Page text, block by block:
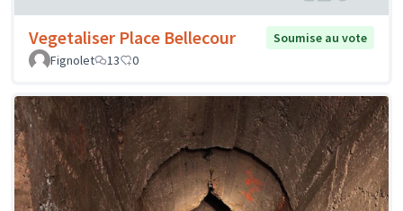
Vegetaliser Place Bellecour
Soumise au vote
Fignolet
13 0